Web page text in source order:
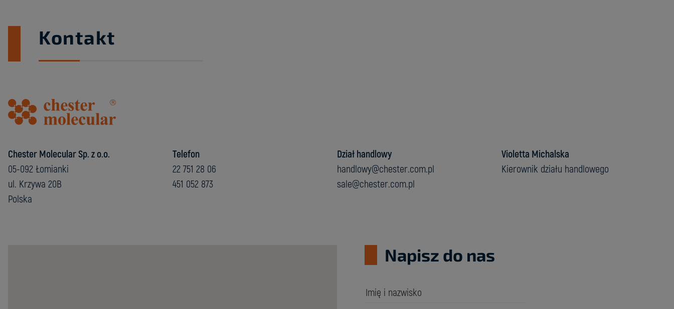
Kontakt
Chester Molecular Sp. z o.o.
05-092 Łomianki
ul. Krzywa 20B
Polska
Telefon
22 751 28 06
451 052 873
Dział handlowy
handlowy@chester.com.pl
sale@chester.com.pl
Violetta Michalska
Kierownik działu handlowego
Napisz do nas